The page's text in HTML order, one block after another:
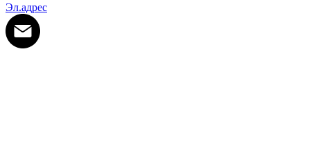
Эл.адрес